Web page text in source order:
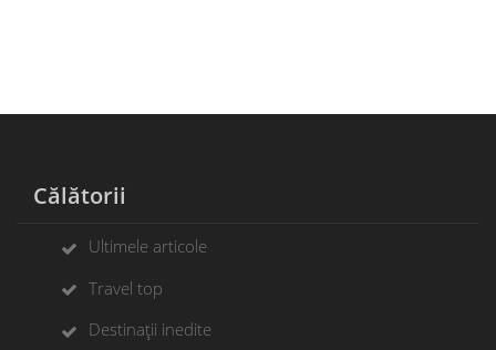
Călătorii
Ultimele articole
Travel top
Destinații inedite